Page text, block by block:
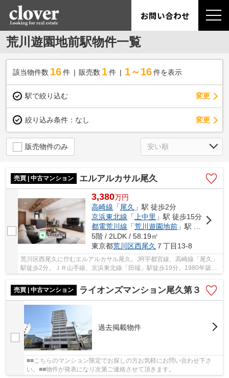
お問い合わせ
荒川遊園地前駅物件一覧
該当物件数 16件 販売数 1 件 1～16 件を表示
駅で絞り込む 変更
絞り込み条件： なし 変更
販売物件のみ
売買 | 中古マンション エルアルカサル尾久
3,380万円
高崎線 「尾久 」駅 徒歩2分
京浜東北線 「 上中里 」駅 徒歩15分
都電荒川線 「荒川遊園地前 」駅 徒歩6分
5階 / 2LDK / 58.19㎡
東京都荒川区西尾久 ７丁目13-8
荒川区西尾久に佇むエルアルカサル尾久。JR宇都宮線、高崎線「尾久」
駅徒歩2分。ＪＲ山手線、京浜東北線「田端」駅徒歩19分。1980年築、
鉄筋コンクリート造7階建て、総戸数29戸、敷地...
売買 | 中古マンション
ライオンズマンション尾久第３
過去掲載物件
■■こちらのマンション限定でお探しの方お気軽にお問い合わせ下さ
い。■■物件が発表になり次第ご連絡させて頂きます。